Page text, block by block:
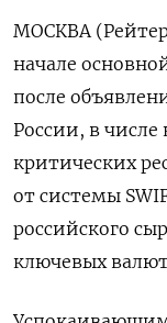
МОСКВА
начале
после
России, в числе
критических
от системы
российского
ключевых